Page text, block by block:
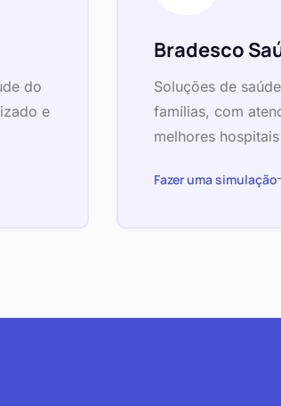
do
e
Bradesco
Soluções de
famílias, com
melhores
Fazer uma simulação